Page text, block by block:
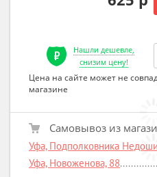
Нашли дешевле,
снизим цену!
Цена на сайте может не
магазине
Самовывоз из
Уфа, Подполковника
Уфа, Новоженова, 88